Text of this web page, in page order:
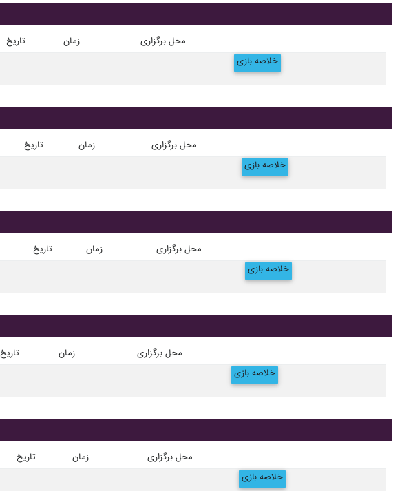
تاریخ زمان محل برگزاری
خلاصه بازی
تاریخ زمان محل برگزاری
خلاصه بازی
تاریخ زمان محل برگزاری
خلاصه بازی
تاریخ زمان محل برگزاری
خلاصه بازی
تاریخ زمان محل برگزاری
خلاصه بازی